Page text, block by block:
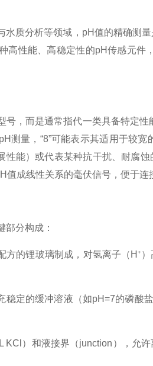
分析等领域，pH值的精确测量
高性能、高稳定性的pH传感元件
而是通常指代一类具备特定性
测量，“8”可能表示其适用于较
性能）或代表某种抗干扰、耐腐
值成线性关系的毫伏信号，便于连
分构成：
锂玻璃制成，对氢离子（H⁺）
定的缓冲溶液（如pH=7的磷酸
）和液接界（junction），允许